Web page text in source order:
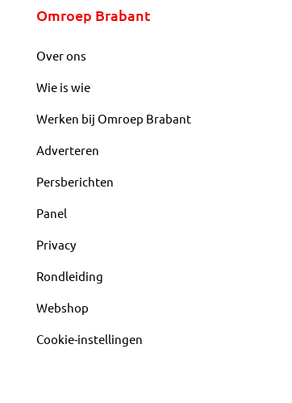
Omroep Brabant
Over ons
Wie is wie
Werken bij Omroep Brabant
Adverteren
Persberichten
Panel
Privacy
Rondleiding
Webshop
Cookie-instellingen